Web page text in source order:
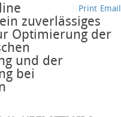
Email
Print
zuverlässiges
Optimierung der
und der
bei